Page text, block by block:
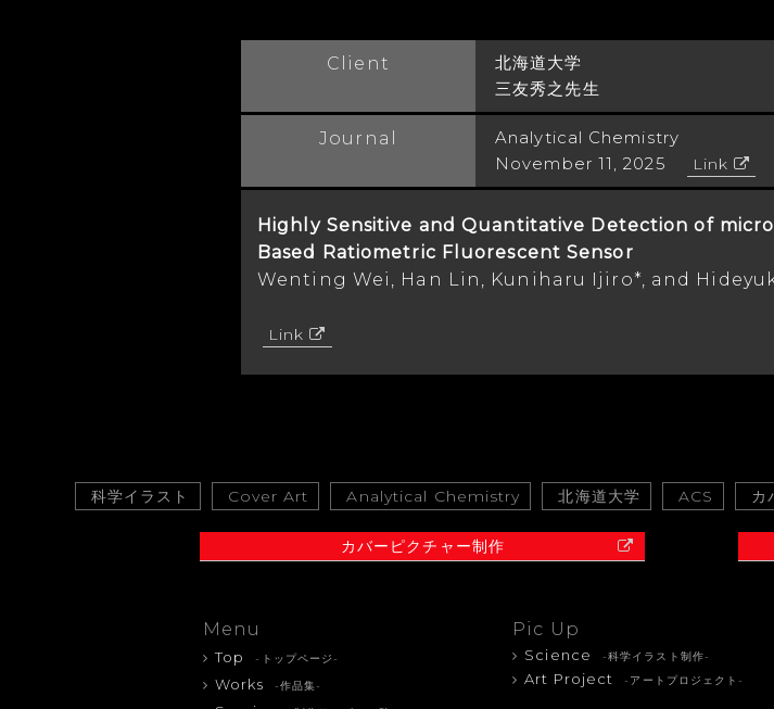
Client
北海道大学
三友秀之先生
Journal
Analytical Chemistry
November 11, 2025
Link
Highly Sensitive and Quantitative Detection of
Based Ratiometric Fluorescent Sensor
Wenting Wei, Han Lin, Kuniharu Ijiro*, and
Link
科学イラスト Cover Art Analytical Chemistry 北海道大学 ACS カ
カバーピクチャー制作
Menu
Top -トップページ-
Works -作品集-
Pic Up
Science -科学イラスト制作-
Art Project -アートプロジェクト-